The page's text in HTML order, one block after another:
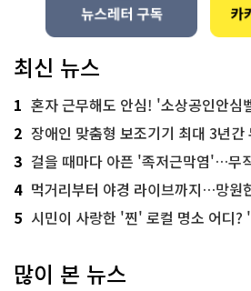
최신 뉴스
1 혼자 근무해도 안심! '소상공인안심
2 장애인 맞춤형 보조기기 최대 3년간 무
3 걸을 때마다 아픈 '족저근막염'…무작정
4 먹거리부터 야경 라이브까지…망원
5 시민이 사랑한 '찐' 로컬 명소 어디? '
많이 본 뉴스